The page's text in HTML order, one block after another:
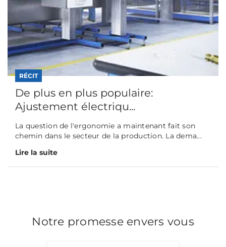
RÉCIT
De plus en plus populaire:
Ajustement électriqu...
La question de l'ergonomie a maintenant fait son
chemin dans le secteur de la production. La dema...
Lire la suite
Notre promesse envers vous